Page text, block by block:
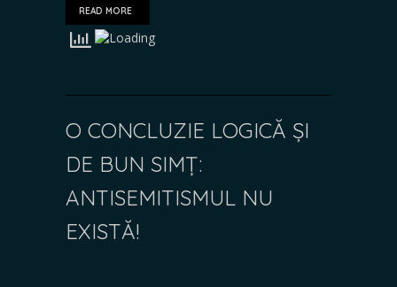
READ MORE
O CONCLUZIE LOGICĂ ȘI
DE BUN SIMȚ:
ANTISEMITISMUL NU
EXISTĂ!